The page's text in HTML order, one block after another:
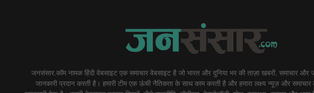
जनसंसार.कॉम नामक हिंदी वेबसाइट एक समाचार वेबसाइट है जो भारत और दुनिया भर की ताज़ा खबरों, समाचार और
जानकारी प्रदान करती है। हमारी टीम एक ऊंची नैतिकता के साथ काम करती है और हमारा लक्ष्य न्यूज़ और समाचार